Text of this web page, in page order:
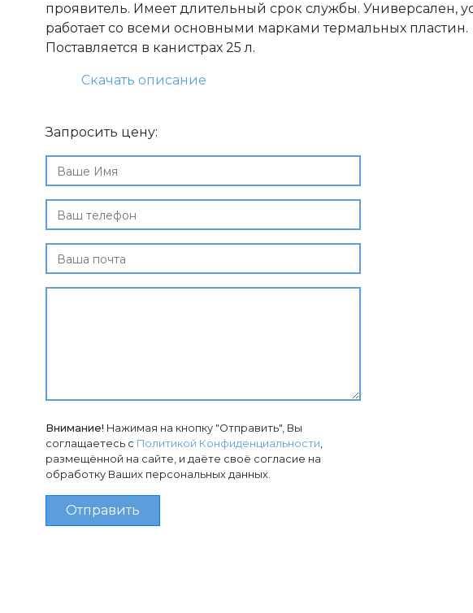
проявитель. Имеет длительный срок службы. Универсален,
работает со всеми основными марками термальных пластин.
Поставляется в канистрах 25 л.
Скачать описание
Запросить цену:
Внимание! Нажимая на кнопку "Отправить", Вы
соглащаетесь с Политикой Конфиденциальности,
размещённой на сайте, и даёте своё согласие на
обработку Ваших персональных данных.
Отправить